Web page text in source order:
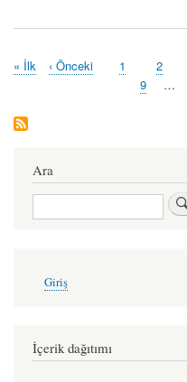
macit
Pagination
İlk
« İlk
Önceki
‹ Önceki Sayfa
1 Sayfa
2
Sayfa
9 …
Ara
Ara
account
Giriş
İçerik dağıtımı